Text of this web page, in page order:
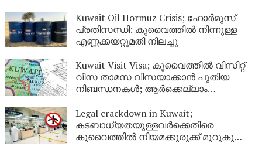
Kuwait Oil Hormuz Crisis; ഹോർമുസ്
പ്രതിസന്ധി: കുവൈത്തിൽ നിന്നുള്ള
എണ്ണക്കയറ്റുമതി നിലച്ചു
Kuwait Visit Visa; കുവൈത്തിൽ വിസിറ്റ്
വിസ താമസ വിസയാക്കാൻ പുതിയ
നിബന്ധനകൾ; ആർക്കെല്ലാം
Legal crackdown in Kuwait;
കടബാധ്യതയുള്ളവർക്കെതിരെ
കുവൈത്തിൽ നിയമക്കുരുക്ക് മുറുകുന്നു;